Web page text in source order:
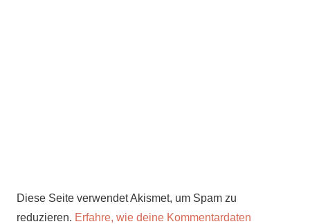
Diese Seite verwendet Akismet, um Spam zu
reduzieren. Erfahre, wie deine Kommentardaten